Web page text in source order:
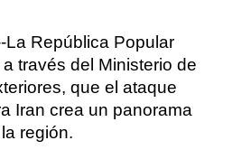
La República Popular
través del Ministerio de
que el ataque
Iran crea un panorama
región.